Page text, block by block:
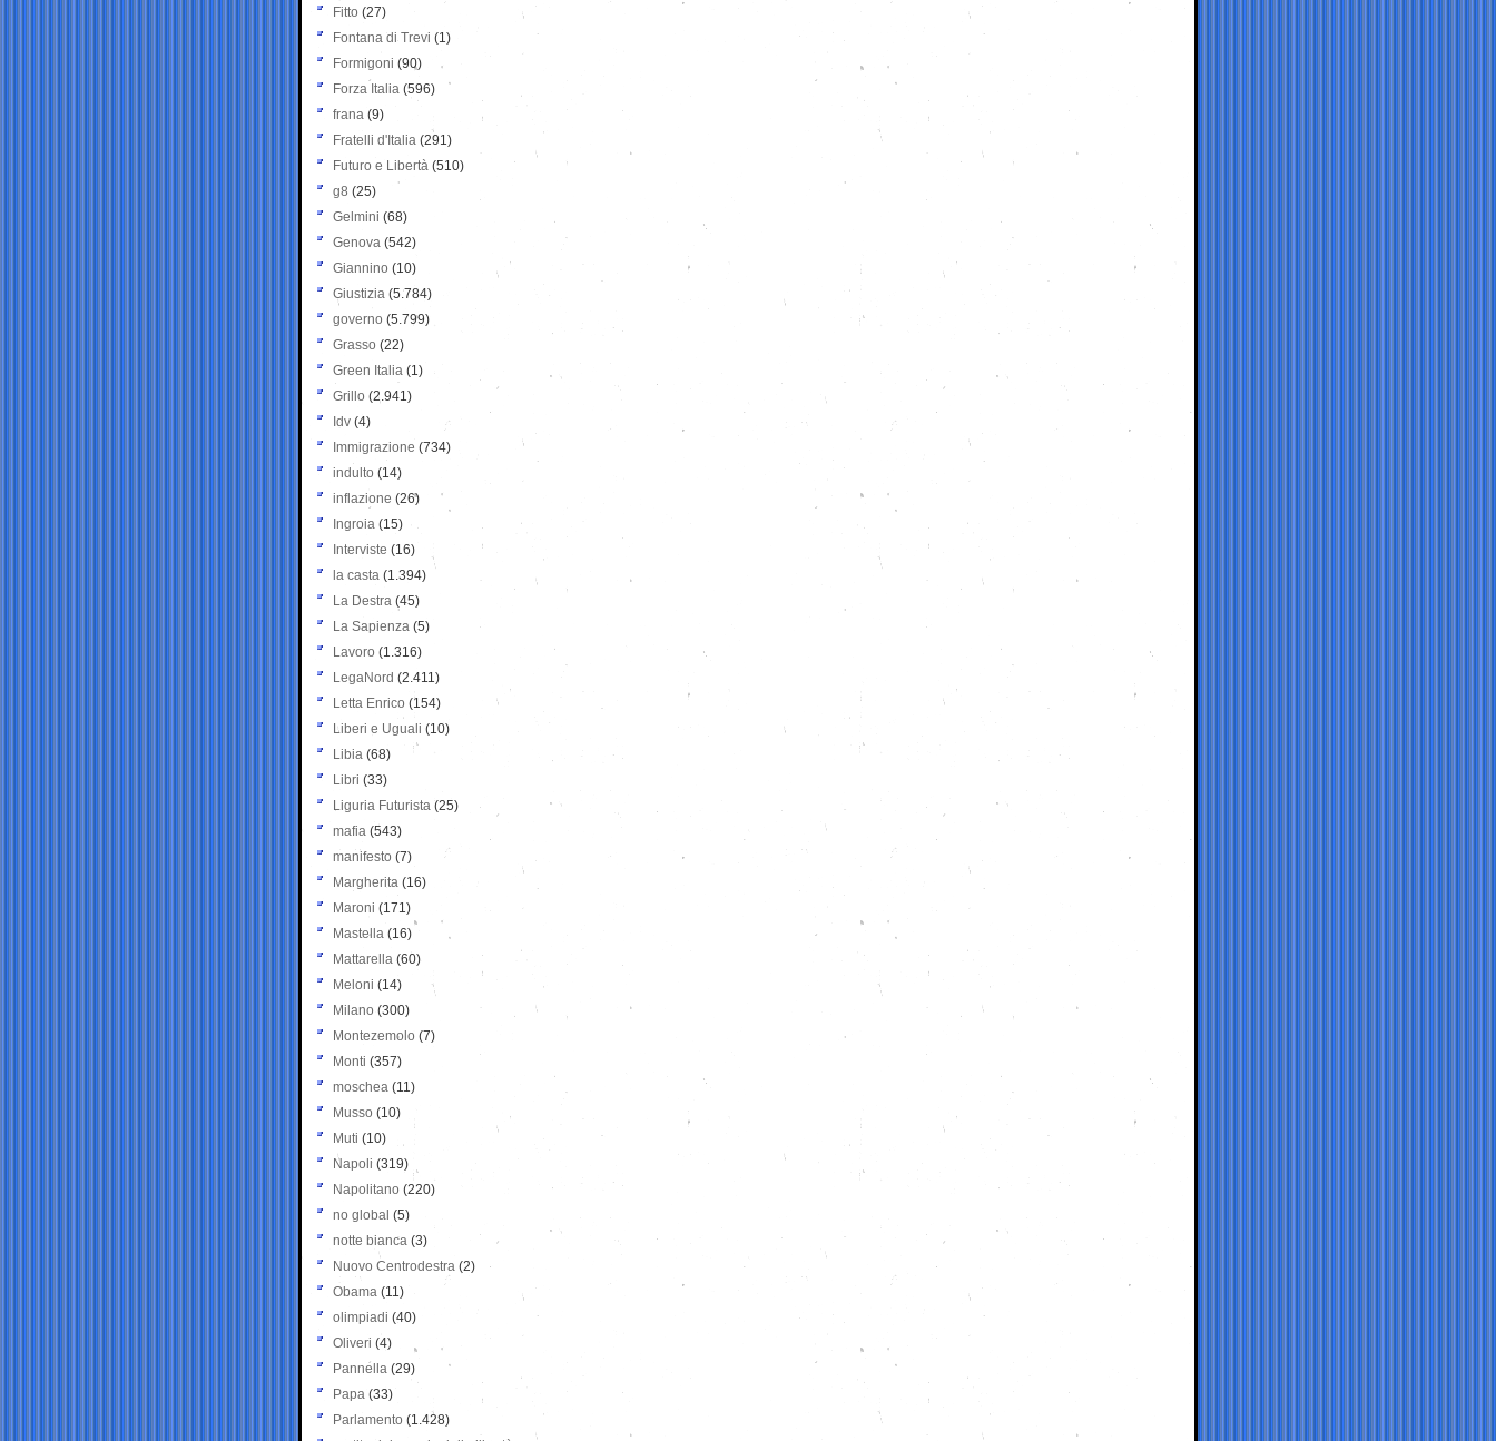
Fitto (27)
Fontana di Trevi (1)
Formigoni (90)
Forza Italia (596)
frana (9)
Fratelli d'Italia (291)
Futuro e Libertà (510)
g8 (25)
Gelmini (68)
Genova (542)
Giannino (10)
Giustizia (5.784)
governo (5.799)
Grasso (22)
Green Italia (1)
Grillo (2.941)
Idv (4)
Immigrazione (734)
indulto (14)
inflazione (26)
Ingroia (15)
Interviste (16)
la casta (1.394)
La Destra (45)
La Sapienza (5)
Lavoro (1.316)
LegaNord (2.411)
Letta Enrico (154)
Liberi e Uguali (10)
Libia (68)
Libri (33)
Liguria Futurista (25)
mafia (543)
manifesto (7)
Margherita (16)
Maroni (171)
Mastella (16)
Mattarella (60)
Meloni (14)
Milano (300)
Montezemolo (7)
Monti (357)
moschea (11)
Musso (10)
Muti (10)
Napoli (319)
Napolitano (220)
no global (5)
notte bianca (3)
Nuovo Centrodestra (2)
Obama (11)
olimpiadi (40)
Oliveri (4)
Pannella (29)
Papa (33)
Parlamento (1.428)